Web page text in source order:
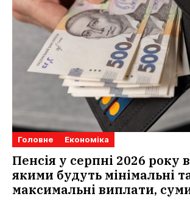
Головне Економіка
Пенсія у серпні 2026 року
якими будуть мінімальні
максимальні виплати,